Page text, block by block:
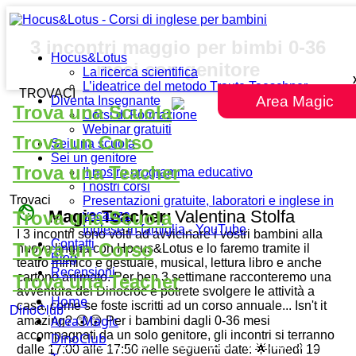
Hocus&Lotus
La ricerca scientifica
L’ideatrice del metodo Traute Taeschner
Diventa Insegnante
Corsi di Formazione
Webinar gratuiti
Sei una scuola
Sei un genitore
Il nostro programma educativo
I nostri corsi
Presentazioni gratuite, laboratori e inglese in
vacanza
Inglese in famiglia - YouTube
Contatti
Blog
Recensioni
Home
Area Magic
DinoClub
Area Magic
TROVACI
Trova una Scuola
Trova un Corso
Trova una Teacher
Trovaci
Trova una Scuola
Trova un Corso
Trova una Teacher
DinoClub
3 incontri maggio per bimbi 0-36
mesi con genitore
face Magic Teacher: Valentina Stolfa
I 3 incontri sono volti ad avvicinare i vostri bambini alla
nuova lingua con Hocus&Lotus e lo faremo tramite il
teatro mimico e gestuale, musical, lettura libro e anche
cartone animato. Per ben 3 settimane racconteremo una
avventura dei Dinocroc e potrete svolgere le attività a
casa, come se foste iscritti ad un corso annuale... Isn't it
amazing? 😲😲 Per i bambini dagli 0-36 mesi
accompagnati da un solo genitore, gli incontri si terranno
dalle 17:00 alle 17:50 nelle seguenti date: 🌟lunedì 19